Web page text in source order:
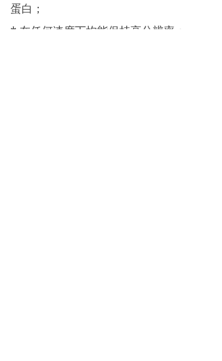
蛋白；
* 在任何速度下均能保持高分辨率；